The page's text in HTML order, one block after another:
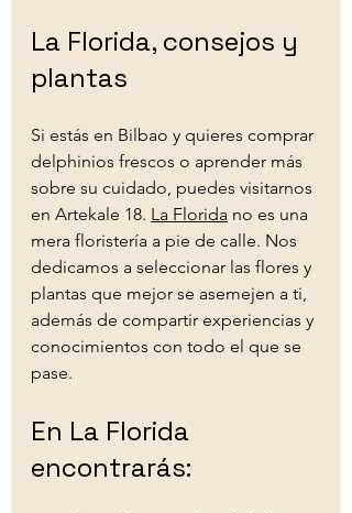
La Florida, consejos y
plantas
Si estás en Bilbao y quieres comprar
delphinios frescos o aprender más
sobre su cuidado, puedes visitarnos
en Artekale 18. La Florida no es una
mera floristería a pie de calle. Nos
dedicamos a seleccionar las flores y
plantas que mejor se asemejen a ti,
además de compartir experiencias y
conocimientos con todo el que se
pase.
En La Florida
encontrarás: